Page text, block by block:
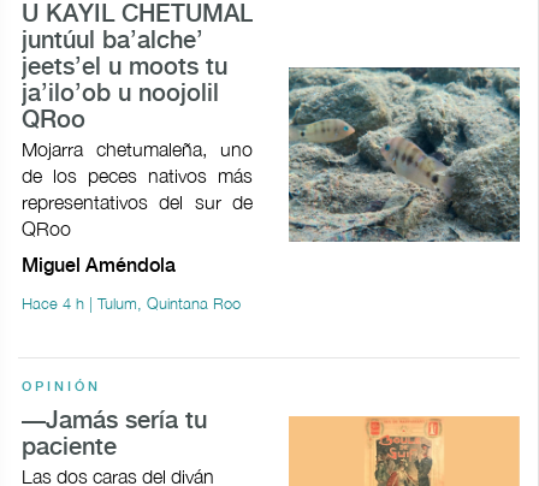
U KAYIL CHETUMAL
juntúul ba’alche’
jeets’el u moots tu
ja’ilo’ob u noojolil
QRoo
Mojarra chetumaleña, uno
de los peces nativos más
representativos del sur de
QRoo
Miguel Améndola
Hace 4 h | Tulum, Quintana Roo
OPINIÓN
—Jamás sería tu
paciente
Las dos caras del diván